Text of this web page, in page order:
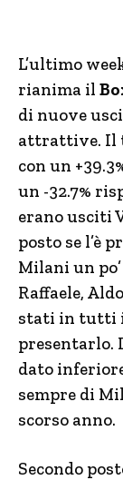
L’ultimo
rianima il
di nuove
attrattive. Il
con un
un -32.7%
erano usciti
posto se l’è
Milani un
Raffaele,
stati in tutti
presentarlo.
dato
sempre di
scorso anno.
Secondo